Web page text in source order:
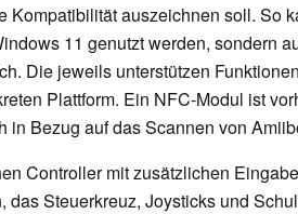
Kompatibilität auszeichnen soll. So
11 genutzt werden, sondern
Die jeweils unterstützen
Plattform. Ein NFC-Modul ist
in Bezug auf das Scannen von
Controller mit zusätzlichen
das Steuerkreuz, Joysticks und